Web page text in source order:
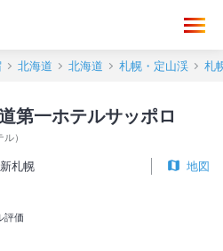
北海道 北海道 札幌・定山渓 札
第一ホテルサッポロ
ル）
札幌 地図
評価